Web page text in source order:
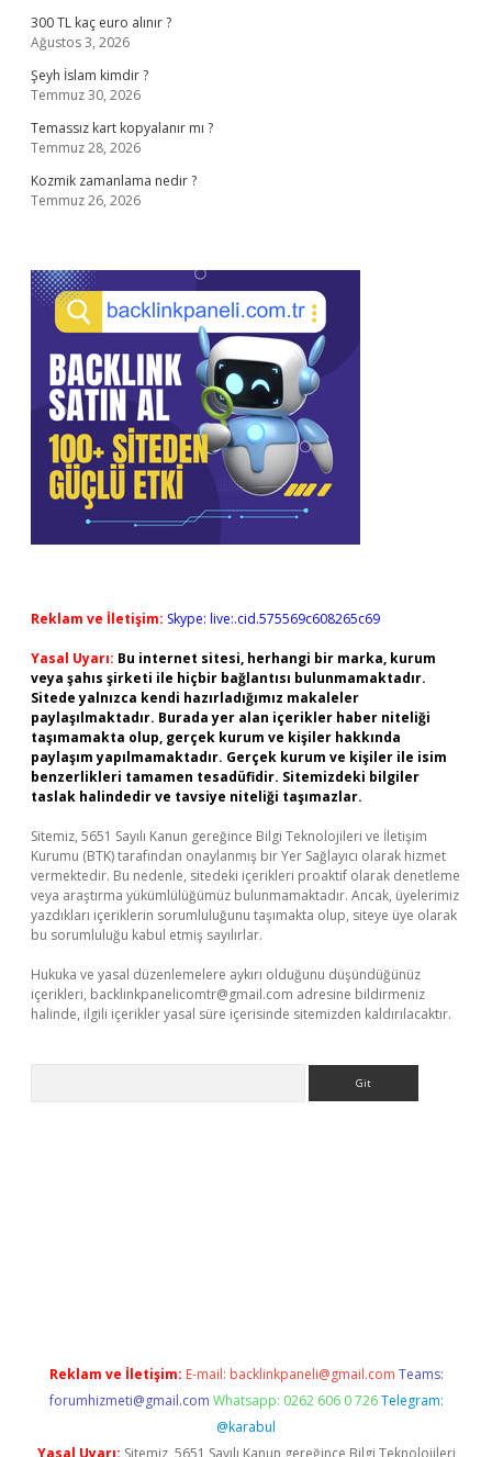
300 TL kaç euro alınır ?
Ağustos 3, 2026
Şeyh İslam kimdir ?
Temmuz 30, 2026
Temassız kart kopyalanır mı ?
Temmuz 28, 2026
Kozmik zamanlama nedir ?
Temmuz 26, 2026
Reklam ve İletişim: Skype: live:.cid.575569c608265c69
Yasal Uyarı: Bu internet sitesi, herhangi bir marka, kurum
veya şahıs şirketi ile hiçbir bağlantısı bulunmamaktadır.
Sitede yalnızca kendi hazırladığımız makaleler
paylaşılmaktadır. Burada yer alan içerikler haber niteliği
taşımamakta olup, gerçek kurum ve kişiler hakkında
paylaşım yapılmamaktadır. Gerçek kurum ve kişiler ile isim
benzerlikleri tamamen tesadüfidir. Sitemizdeki bilgiler
taslak halindedir ve tavsiye niteliği taşımazlar.
Sitemiz, 5651 Sayılı Kanun gereğince Bilgi Teknolojileri ve İletişim
Kurumu (BTK) tarafından onaylanmış bir Yer Sağlayıcı olarak hizmet
vermektedir. Bu nedenle, sitedeki içerikleri proaktif olarak denetleme
veya araştırma yükümlülüğümüz bulunmamaktadır. Ancak, üyelerimiz
yazdıkları içeriklerin sorumluluğunu taşımakta olup, siteye üye olarak
bu sorumluluğu kabul etmiş sayılırlar.
Hukuka ve yasal düzenlemelere aykırı olduğunu düşündüğünüz
içerikleri, backlinkpanelicomtr@gmail.com adresine bildirmeniz
halinde, ilgili içerikler yasal süre içerisinde sitemizden kaldırılacaktır.
Reklam ve İletişim: E-mail: backlinkpaneli@gmail.com Teams:
forumhizmeti@gmail.com Whatsapp: 0262 606 0 726 Telegram:
@karabul
Yasal Uyarı: Sitemiz, 5651 Sayılı Kanun gereğince Bilgi Teknolojileri